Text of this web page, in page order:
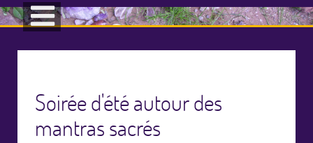
Soirée d'été autour des
mantras sacrés